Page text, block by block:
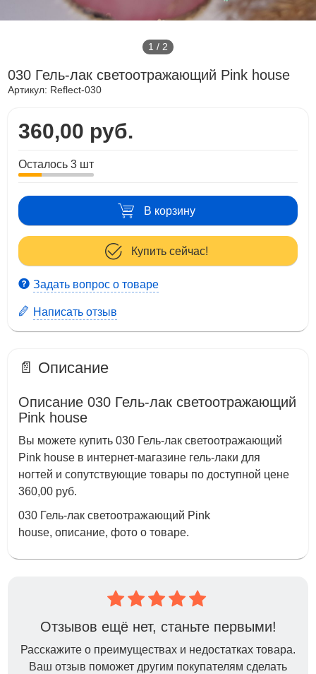
1 / 2
030 Гель-лак светоотражающий Pink house
Артикул: Reflect-030
360,00 руб.
Осталось 3 шт
В корзину
Купить сейчас!
Задать вопрос о товаре
Написать отзыв
📄 Описание
Описание 030 Гель-лак светоотражающий
Pink house
Вы можете купить 030 Гель-лак светоотражающий
Pink house в интернет-магазине гель-лаки для
ногтей и сопутствующие товары по доступной цене
360,00 руб.
030 Гель-лак светоотражающий Pink
house, описание, фото о товаре.
Отзывов ещё нет, станьте первыми!
Расскажите о преимуществах и недостатках товара.
Ваш отзыв поможет другим покупателям сделать